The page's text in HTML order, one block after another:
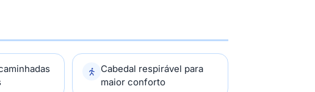
Cabedal respirável para
maior conforto